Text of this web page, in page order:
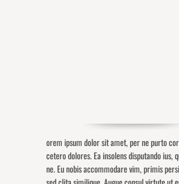
orem ipsum dolor sit amet, per ne purto
cetero dolores. Ea insolens disputando ius,
ne. Eu nobis accommodare vim, primis